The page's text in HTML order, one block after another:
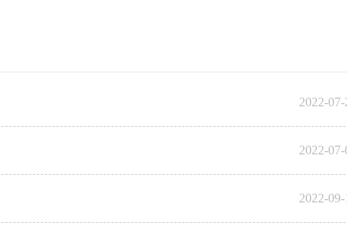
2022-
2022-
2022-